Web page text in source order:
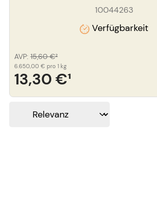
10044263
Verfügbarkeit
13,30 €¹
AVP: 15,60 €²
6.650,00 € pro 1 kg